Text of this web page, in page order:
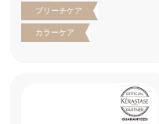
ブリーチケア
カラーケア